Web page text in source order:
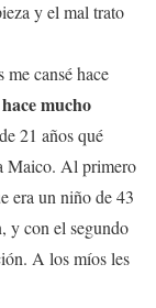
y el mal trato
cansé hace
mucho
21 años qué
Maico. Al primero
era un niño de 43
y con el segundo
A los míos les